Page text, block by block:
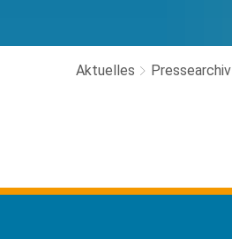
Aktuelles Pressearchiv
03